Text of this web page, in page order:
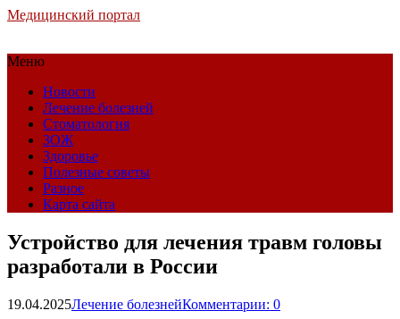
Медицинский портал
Меню
Новости
Лечение болезней
Стоматология
ЗОЖ
Здоровье
Полезные советы
Разное
Карта сайта
Устройство для лечения травм головы
разработали в России
19.04.2025Лечение болезнейКомментарии: 0